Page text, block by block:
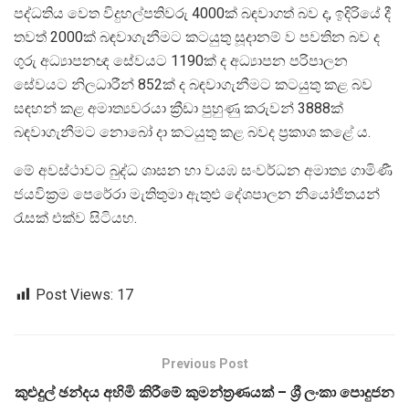
පද්ධතිය වෙත විදුහල්පතිවරු 4000ක් බඳවාගත් බව ද, ඉදිරියේ දී
තවත් 2000ක් බඳවාගැනීමට කටයුතු සූදානම් ව පවතින බව ද
ගුරු අධ්‍යාපනඥ සේවයට 1190ක් ද අධ්‍යාපන පරිපාලන
සේවයට නිලධාරීන් 852ක් ද බඳවාගැනීමට කටයුතු කළ බව
සඳහන් කළ අමාත්‍යවරයා ක්‍රීඩා පුහුණු කරුවන් 3888ක්
බඳවාගැනීමට නොබෝ දා කටයුතු කළ බවද ප්‍රකාශ කළේ ය.
මේ අවස්ථාවට බුද්ධ ශාසන හා වයඹ සංවර්ධන අමාත්‍ය ගාමිණී
ජයවික්‍රම පෙරේරා මැතිතුමා ඇතුළු දේශපාලන නියෝජිතයන්
රැසක් එක්ව සිටියහ.
Post Views: 17
Previous Post
කුළුදුල් ඡන්දය අහිමි කිරීමේ කුමන්ත‍්‍රණයක් – ශ්‍රී ලංකා පොදුජන